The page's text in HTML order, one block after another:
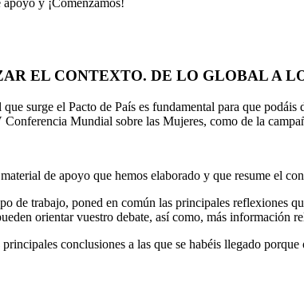
y ¡Comenzamos!
EL CONTEXTO. DE LO GLOBAL A
surge el Pacto de País es fundamental para que
Mundial sobre las Mujeres, como de la
de apoyo que hemos elaborado y que resume el
de trabajo, poned en común las principales reflexiones
orientar vuestro debate, así como, más información
conclusiones a las que se habéis llegado porque